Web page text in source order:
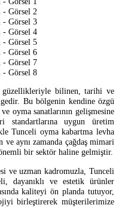
güzellikleriyle bilinen, tarihi ve
Bu bölgenin kendine özgü
oyma sanatlarının gelişmesine
standartlarına uygun üretim
Tunceli oyma kabartma levha
ve aynı zamanda çağdaş mimari
bir sektör haline gelmiştir.
ve uzman kadromuzla, Tunceli
dayanıklı ve estetik ürünler
kaliteyi ön planda tutuyor,
birleştirerek müşterilerimize